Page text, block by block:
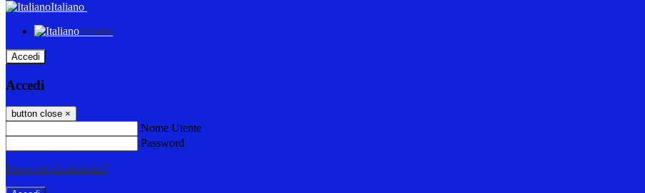
Italiano
Italiano
Accedi
Accedi
button close ×
Nome Utente
Password
Password dimenticata?